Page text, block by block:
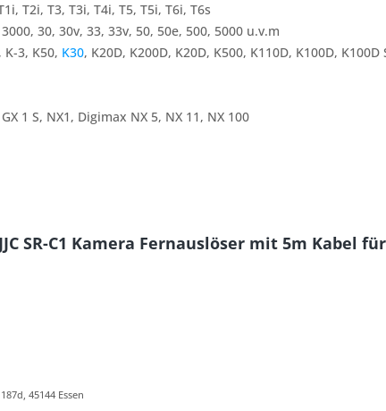
T2i, T3, T3i, T4i, T5, T5i, T6i, T6s
30, 30v, 33, 33v, 50, 50e, 500, 5000 u.v.m
K-3, K50, K30, K20D, K200D, K20D, K500, K110D, K100D,
1 S, NX1, Digimax NX 5, NX 11, NX 100
SR-C1 Kamera Fernauslöser mit 5m Kabel für
45144 Essen